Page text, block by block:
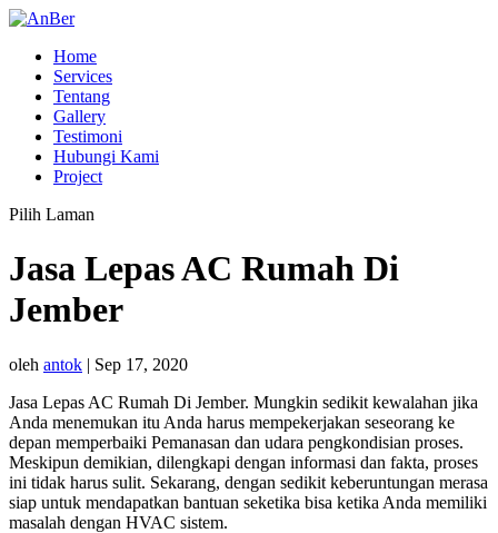
Home
Services
Tentang
Gallery
Testimoni
Hubungi Kami
Project
Pilih Laman
Jasa Lepas AC Rumah Di
Jember
oleh antok | Sep 17, 2020
Jasa Lepas AC Rumah Di Jember. Mungkin sedikit kewalahan jika
Anda menemukan itu Anda harus mempekerjakan seseorang ke
depan memperbaiki Pemanasan dan udara pengkondisian proses.
Meskipun demikian, dilengkapi dengan informasi dan fakta, proses
ini tidak harus sulit. Sekarang, dengan sedikit keberuntungan merasa
siap untuk mendapatkan bantuan seketika bisa ketika Anda memiliki
masalah dengan HVAC sistem.